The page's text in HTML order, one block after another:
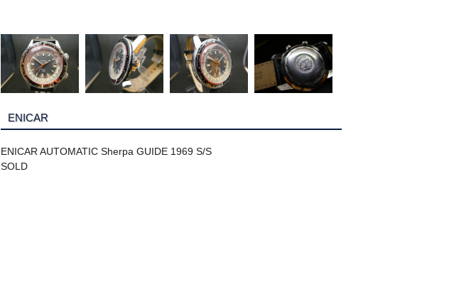
ENICAR
ENICAR AUTOMATIC Sherpa GUIDE 1969 S/S
SOLD